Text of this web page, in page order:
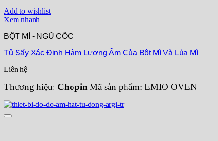
Add to wishlist
Xem nhanh
BỘT MÌ - NGŨ CỐC
Tủ Sấy Xác Định Hàm Lượng Ẩm Của Bột Mì Và Lúa Mì
Liên hệ
Thương hiệu: ChopinMã sản phẩm: EMIO OVEN